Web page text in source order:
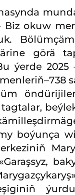
okuw
görä
ýerde
boýunça